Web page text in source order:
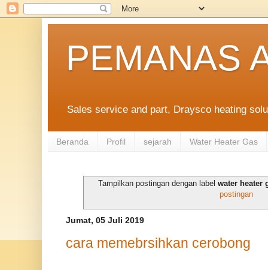
PEMANAS
Sales service and part, Draysco heating
Beranda Profil sejarah Water Heater Gas
Tampilkan postingan dengan label water heater
postingan
Jumat, 05 Juli 2019
cara memebrsihkan cerobong